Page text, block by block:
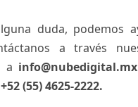
duda, podemos
a través
a info@nubedigital.mx
+52 (55) 4625-2222.